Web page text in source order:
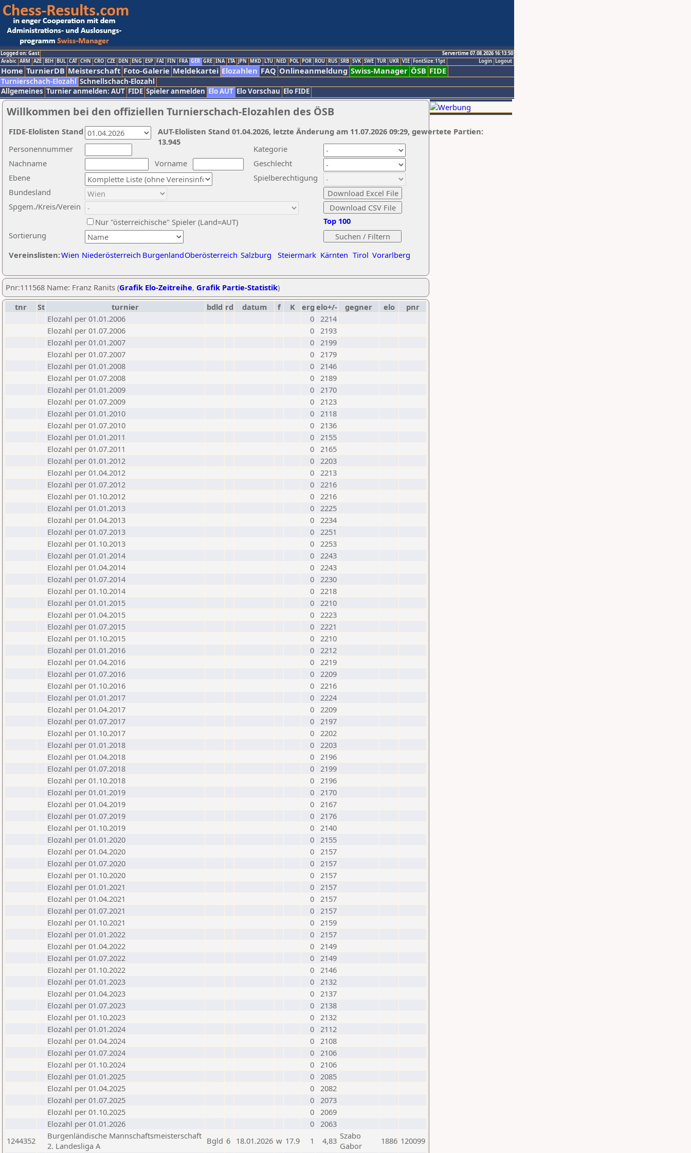
Logged on: Gast
Servertime 07.08.2026 16:13:50
Logout
Login
Arabic ARM AZE BIH BUL CAT CHN CRO CZE DEN ENG ESP FAI FIN FRA GER GRE INA ITA JPN MKD LTU NED POL POR ROU RUS SRB SVK SWE TUR UKR VIE FontSize:11pt
Home TurnierDB Meisterschaft Foto-Galerie Meldekartei Elozahlen FAQ Onlineanmeldung Swiss-Manager ÖSB FIDE
Turnierschach-Elozahl Schnellschach-Elozahl
Allgemeines Turnier anmelden: AUT FIDE Spieler anmelden Elo AUT Elo Vorschau Elo FIDE
Willkommen bei den offiziellen Turnierschach-Elozahlen des ÖSB
Nachname
Vorname
Ebene
Kategorie
Sortierung
Personennummer
Bundesland
Spgem./Kreis/Verein
Geschlecht
Nur "österreichische" Spieler (Land=AUT)
Spielberechtigung
Vereinslisten:Wien Niederösterreich BurgenlandOberösterreich Salzburg Steiermark Kärnten Tirol Vorarlberg
Top 100
AUT-Elolisten Stand 01.04.2026, letzte Änderung am 11.07.2026 09:29, gewertete Partien:
13.945
FIDE-Elolisten Stand
Pnr:111568 Name: Franz Ranits (Grafik Elo-Zeitreihe, Grafik Partie-Statistik)
tnr
St turnier bdld rd datum f K erg elo+/- gegner elo
pnr
Elozahl per 01.01.2006
0 2214
Elozahl per 01.07.2006
0 2193
Elozahl per 01.01.2007
0 2199
Elozahl per 01.07.2007
0 2179
Elozahl per 01.01.2008
0 2146
Elozahl per 01.07.2008
0 2189
Elozahl per 01.01.2009
0 2170
Elozahl per 01.07.2009
0 2123
Elozahl per 01.01.2010
0 2118
Elozahl per 01.07.2010
0 2136
Elozahl per 01.01.2011
0 2155
Elozahl per 01.07.2011
0 2165
Elozahl per 01.01.2012
0 2203
Elozahl per 01.04.2012
0 2213
Elozahl per 01.07.2012
0 2216
Elozahl per 01.10.2012
0 2216
Elozahl per 01.01.2013
0 2225
Elozahl per 01.04.2013
0 2234
Elozahl per 01.07.2013
0 2251
Elozahl per 01.10.2013
0 2253
Elozahl per 01.01.2014
0 2243
Elozahl per 01.04.2014
0 2243
Elozahl per 01.07.2014
0 2230
Elozahl per 01.10.2014
0 2218
Elozahl per 01.01.2015
0 2210
Elozahl per 01.04.2015
0 2223
Elozahl per 01.07.2015
0 2221
Elozahl per 01.10.2015
0 2210
Elozahl per 01.01.2016
0 2212
Elozahl per 01.04.2016
0 2219
Elozahl per 01.07.2016
0 2209
Elozahl per 01.10.2016
0 2216
Elozahl per 01.01.2017
0 2224
Elozahl per 01.04.2017
0 2209
Elozahl per 01.07.2017
0 2197
Elozahl per 01.10.2017
0 2202
Elozahl per 01.01.2018
0 2203
Elozahl per 01.04.2018
0 2196
Elozahl per 01.07.2018
0 2199
Elozahl per 01.10.2018
0 2196
Elozahl per 01.01.2019
0 2170
Elozahl per 01.04.2019
0 2167
Elozahl per 01.07.2019
0 2176
Elozahl per 01.10.2019
0 2140
Elozahl per 01.01.2020
0 2155
Elozahl per 01.04.2020
0 2157
Elozahl per 01.07.2020
0 2157
Elozahl per 01.10.2020
0 2157
Elozahl per 01.01.2021
0 2157
Elozahl per 01.04.2021
0 2157
Elozahl per 01.07.2021
0 2157
Elozahl per 01.10.2021
0 2159
Elozahl per 01.01.2022
0 2157
Elozahl per 01.04.2022
0 2149
Elozahl per 01.07.2022
0 2149
Elozahl per 01.10.2022
0 2146
Elozahl per 01.01.2023
0 2132
Elozahl per 01.04.2023
0 2137
Elozahl per 01.07.2023
0 2138
Elozahl per 01.10.2023
0 2132
Elozahl per 01.01.2024
0 2112
Elozahl per 01.04.2024
0 2108
Elozahl per 01.07.2024
0 2106
Elozahl per 01.10.2024
0 2106
Elozahl per 01.01.2025
0 2085
Elozahl per 01.04.2025
0 2082
Elozahl per 01.07.2025
0 2073
Elozahl per 01.10.2025
0 2069
Elozahl per 01.01.2026
0 2063
1244352
Burgenländische Mannschaftsmeisterschaft
2. Landesliga A
Bgld 6 18.01.2026 w 17.9 1 4,83 Szabo
Gabor
1886 120099